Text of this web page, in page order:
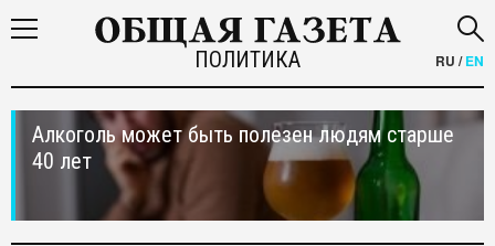
ПОЛИТИКА RU /EN
Алкоголь может быть полезен людям старше
40 лет